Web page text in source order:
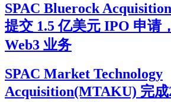
SPAC Bluerock
提交 1.5 亿美元 IPO 申请
Web3 业务
SPAC Market Technology
Acquisition(MTAKU) 完